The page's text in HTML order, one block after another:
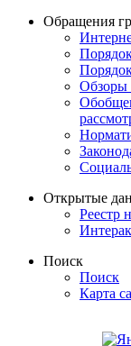
Обращения
Обзоры
Открытые
Реестр
Поиск
Поиск
Карта